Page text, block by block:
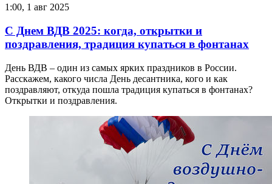
1:00, 1 авг 2025
С Днем ВДВ 2025: когда, открытки и
поздравления, традиция купаться в фонтанах
День ВДВ – один из самых ярких праздников в России.
Расскажем, какого числа День десантника, кого и как
поздравляют, откуда пошла традиция купаться в фонтанах?
Открытки и поздравления.